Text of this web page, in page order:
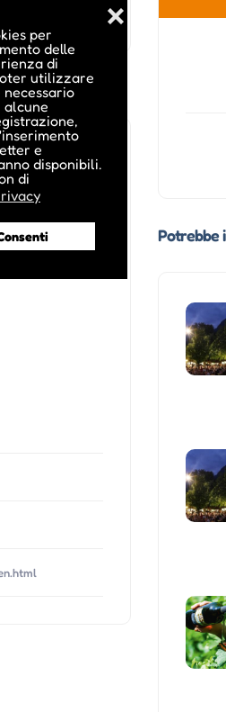
per
delle
di
utilizzare
alcune
e
disponibili.
di
❌
Potrebbe